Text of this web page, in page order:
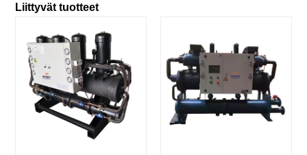
Liittyvät tuotteet